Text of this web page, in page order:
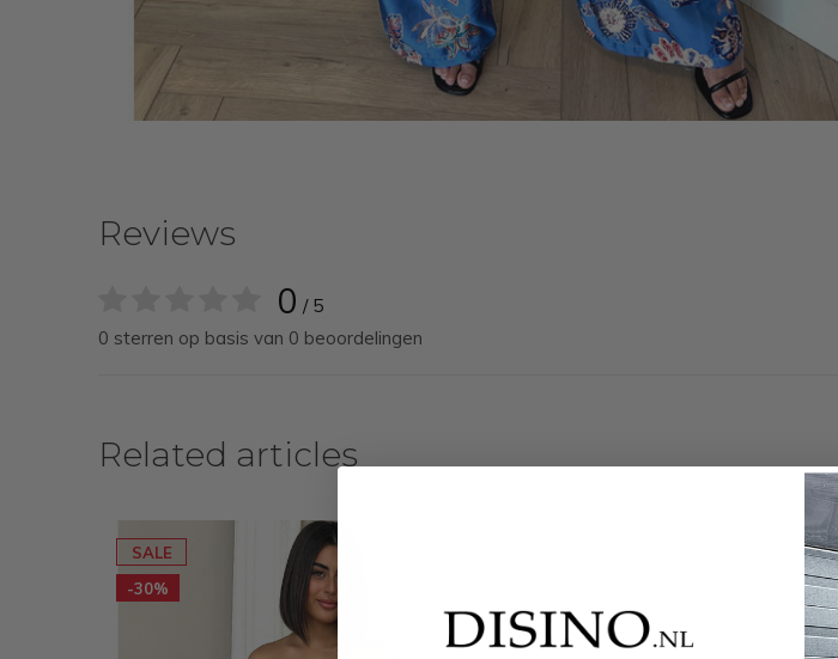
Reviews
0 / 5
0 sterren op basis van 0 beoordelingen
Related articles
SALE
-30%